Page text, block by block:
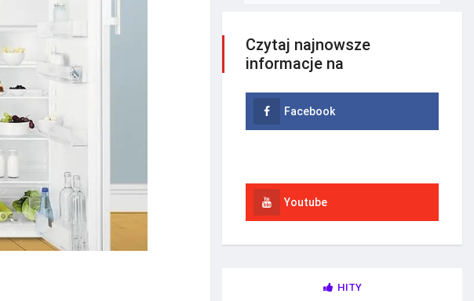
Czytaj najnowsze
informacje na
Facebook
Youtube
HITY